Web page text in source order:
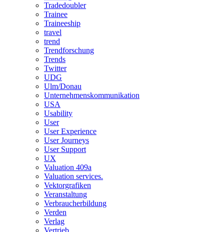
Tradedoubler
Trainee
Traineeship
travel
trend
Trendforschung
Trends
Twitter
UDG
Ulm/Donau
Unternehmenskommunikation
USA
Usability
User
User Experience
User Journeys
User Support
UX
Valuation 409a
Valuation services.
Vektorgrafiken
Veranstaltung
Verbraucherbildung
Verden
Verlag
Vertrieb